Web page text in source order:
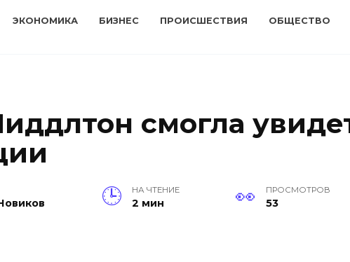
ЭКОНОМИКА БИЗНЕС ПРОИСШЕСТВИЯ ОБЩЕСТВО
смогла
НА ЧТЕНИЕ
2 мин
ПРОСМОТРОВ
53